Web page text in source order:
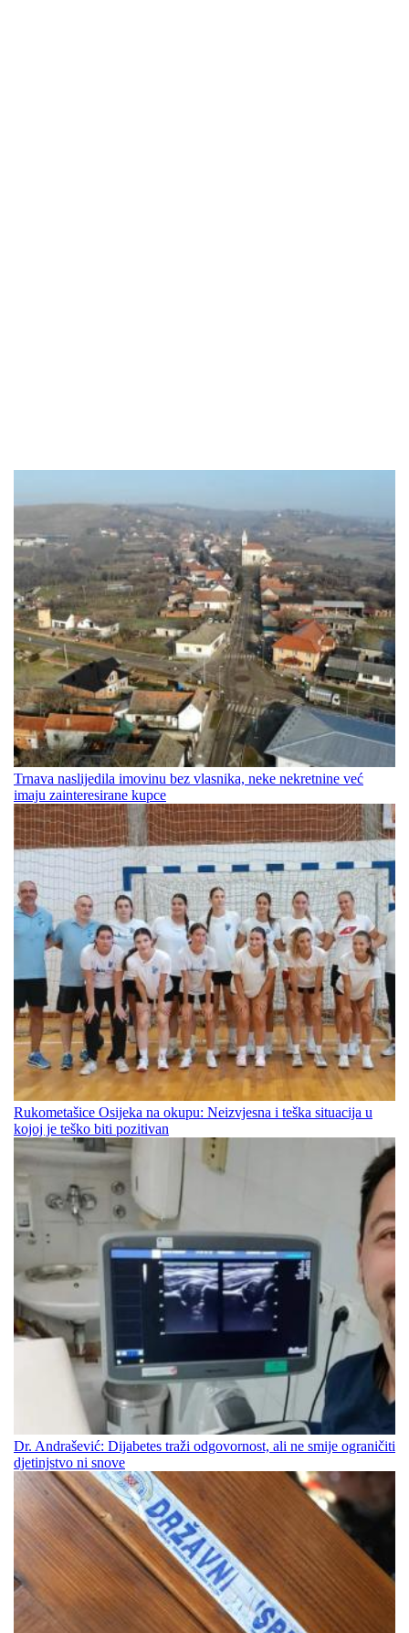
Trnava naslijedila imovinu bez vlasnika, neke nekretnine već
imaju zainteresirane kupce
Rukometašice Osijeka na okupu: Neizvjesna i teška situacija u
kojoj je teško biti pozitivan
Dr. Andrašević: Dijabetes traži odgovornost, ali ne smije ograničiti
djetinjstvo ni snove